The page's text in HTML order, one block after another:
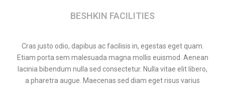
BESHKIN FACILITIES
Cras justo odio, dapibus ac facilisis in, egestas eget quam.
Etiam porta sem malesuada magna mollis euismod. Aenean
lacinia bibendum nulla sed consectetur. Nulla vitae elit libero,
a pharetra augue. Maecenas sed diam eget risus varius